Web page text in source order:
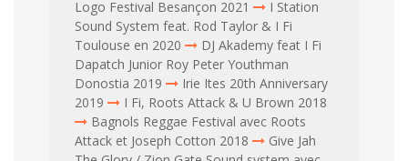
Logo Festival Besançon 2021
I Station
Sound System feat. Rod Taylor & I Fi
Toulouse en 2020
DJ Akademy feat I Fi
Dapatch Junior Roy Peter Youthman
Donostia 2019
Irie Ites 20th Anniversary
2019
I Fi, Roots Attack & U Brown 2018
Bagnols Reggae Festival avec Roots
Attack et Joseph Cotton 2018
Give Jah